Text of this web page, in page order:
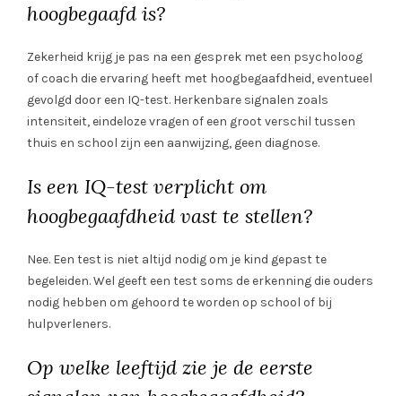
hoogbegaafd is?
Zekerheid krijg je pas na een gesprek met een psycholoog
of coach die ervaring heeft met hoogbegaafdheid, eventueel
gevolgd door een IQ-test. Herkenbare signalen zoals
intensiteit, eindeloze vragen of een groot verschil tussen
thuis en school zijn een aanwijzing, geen diagnose.
Is een IQ-test verplicht om
hoogbegaafdheid vast te stellen?
Nee. Een test is niet altijd nodig om je kind gepast te
begeleiden. Wel geeft een test soms de erkenning die ouders
nodig hebben om gehoord te worden op school of bij
hulpverleners.
Op welke leeftijd zie je de eerste